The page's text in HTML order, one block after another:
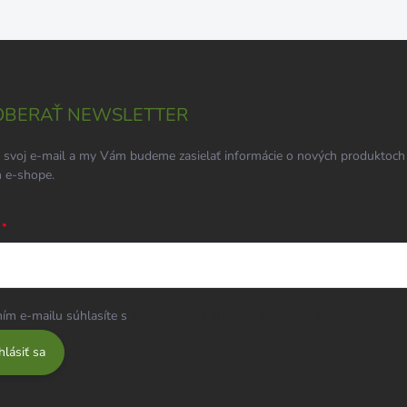
NEWSLETTER
e-mail a my Vám budeme zasielať informácie o nových
e-shope.
e-mailu súhlasíte s
sa